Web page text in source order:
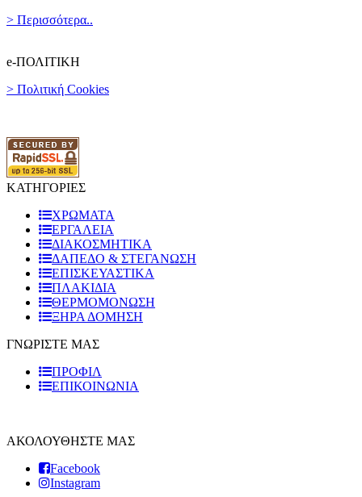
> Περισσότερα..
e-ΠΟΛΙΤΙΚΗ
> Πολιτική Cookies
ΚΑΤΗΓΟΡΙΕΣ
ΧΡΩΜΑΤΑ
ΕΡΓΑΛΕΙΑ
ΔΙΑΚΟΣΜΗΤΙΚΑ
ΔΑΠΕΔΟ & ΣΤΕΓΑΝΩΣΗ
ΕΠΙΣΚΕΥΑΣΤΙΚΑ
ΠΛΑΚΙΔΙA
ΘΕΡΜΟΜΟΝΩΣΗ
ΞΗΡΑ ΔΟΜΗΣΗ
ΓΝΩΡΙΣΤΕ ΜΑΣ
ΠΡΟΦΙΛ
ΕΠΙΚΟΙΝΩΝΙΑ
ΑΚΟΛΟΥΘΗΣΤΕ ΜΑΣ
Facebook
Instagram